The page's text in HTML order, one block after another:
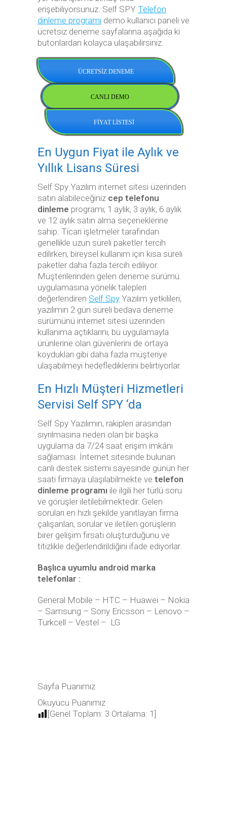
erişebiliyorsunuz. Self SPY Telefon
dinleme programı demo kullanıcı paneli ve
ücretsiz deneme sayfalarına aşağıda ki
butonlardan kolayca ulaşabilirsiniz.
ÜCRETSİZ DENEME
CANLI DEMO
FİYAT LİSTESİ
En Uygun Fiyat ile Aylık ve
Yıllık Lisans Süresi
Self Spy Yazılım internet sitesi üzerinden
satın alabileceğiniz cep telefonu
dinleme programı; 1 aylık, 3 aylık, 6 aylık
ve 12 aylık satın alma seçeneklerine
sahip. Ticari işletmeler tarafından
genellikle uzun süreli paketler tercih
edilirken, bireysel kullanım için kısa süreli
paketler daha fazla tercih ediliyor.
Müşterilerinden gelen deneme sürümü
uygulamasına yönelik talepleri
değerlendiren Self Spy Yazılım yetkilileri,
yazılımın 2 gün süreli bedava deneme
sürümünü internet sitesi üzerinden
kullanıma açtıklarını, bu uygulamayla
ürünlerine olan güvenlerini de ortaya
koydukları gibi daha fazla müşteriye
ulaşabilmeyi hedeflediklerini belirtiyorlar.
En Hızlı Müşteri Hizmetleri
Servisi Self SPY ‘da
Self Spy Yazılımın, rakipleri arasından
sıyrılmasına neden olan bir başka
uygulama da 7/24 saat erişim imkânı
sağlaması. İnternet sitesinde bulunan
canlı destek sistemi sayesinde günün her
saati firmaya ulaşılabilmekte ve telefon
dinleme programı ile ilgili her türlü soru
ve görüşler iletilebilmektedir. Gelen
soruları en hızlı şekilde yanıtlayan firma
çalışanları, sorular ve iletilen görüşlerin
birer gelişim fırsatı oluşturduğunu ve
titizlikle değerlendirildiğini ifade ediyorlar.
Başlıca uyumlu android marka
telefonlar :
General Mobile – HTC – Huawei – Nokia
– Samsung – Sony Ericsson – Lenovo –
Turkcell – Vestel – LG
Sayfa Puanımız
Okuyucu Puanımız
[Genel Toplam: 3 Ortalama: 1]